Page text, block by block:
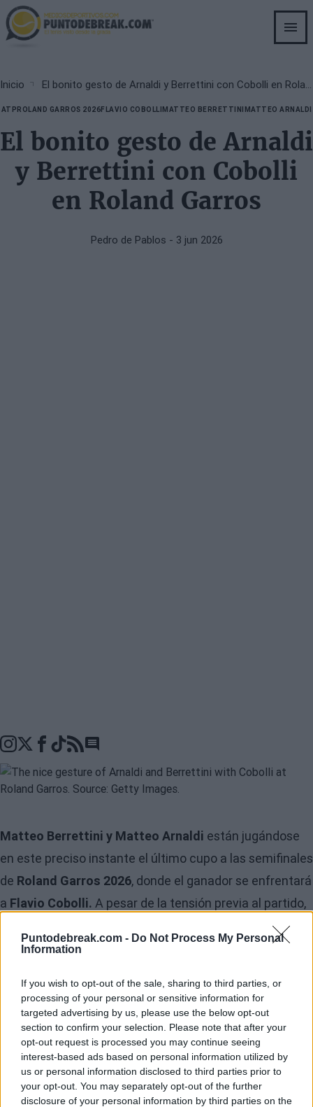
Puntodebreak.com - Do Not Process My Personal
Information
If you wish to opt-out of the sale, sharing to third parties, or
processing of your personal or sensitive information for
targeted advertising by us, please use the below opt-out
section to confirm your selection. Please note that after your
opt-out request is processed you may continue seeing
interest-based ads based on personal information utilized by
us or personal information disclosed to third parties prior to
your opt-out. You may separately opt-out of the further
disclosure of your personal information by third parties on the
Skip
to
main
Breadcrumb
Inicio
ATPROLAND GARROS 2026FLAVIO COBOLLIMATTEO BERRETTINI MATTEO ARNALDI
El bonito gesto de Arnaldi
y Berrettini con Cobolli
en Roland Garros
Pedro de Pablos - 3 jun 2026
Go to comments seciton
Matteo Berrettini y Matteo Arnaldi están jugándose
en este preciso instante el último cupo a las semifinales
de Roland Garros 2026, donde el ganador se enfrentará
a Flavio Cobolli. A pesar de la tensión previa al partido,
ambos tenistas han tenido un bonito gesto con su
compatriota en vestuarios, ya que se han tomado su
que habrá un jugador italiano en la final del torneo, en
otra prueba más de que esta es laedad de orodel tenis
en Italia.